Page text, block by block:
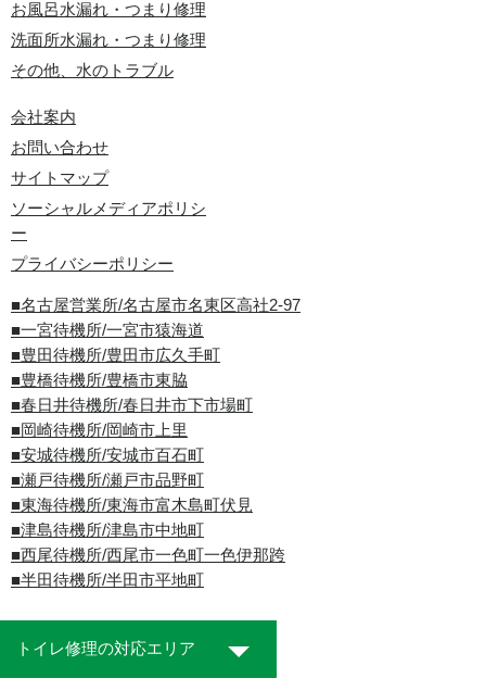
お風呂水漏れ・つまり修理
洗面所水漏れ・つまり修理
その他、水のトラブル
会社案内
お問い合わせ
サイトマップ
ソーシャルメディアポリシ
ー
プライバシーポリシー
■名古屋営業所/名古屋市名東区高社2-97
■一宮待機所/一宮市猿海道
■豊田待機所/豊田市広久手町
■豊橋待機所/豊橋市東脇
■春日井待機所/春日井市下市場町
■岡崎待機所/岡崎市上里
■安城待機所/安城市百石町
■瀬戸待機所/瀬戸市品野町
■東海待機所/東海市富木島町伏見
■津島待機所/津島市中地町
■西尾待機所/西尾市一色町一色伊那跨
■半田待機所/半田市平地町
トイレ修理の対応エリア